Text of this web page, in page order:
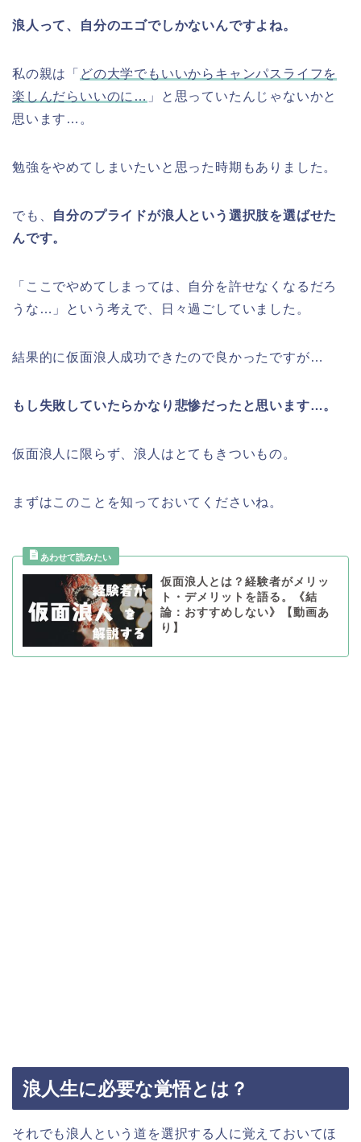
浪人って、自分のエゴでしかないんですよね。
私の親は「 どの大学でもいいからキャンパスライフを
楽しんだらいいのに… 」と思っていたんじゃないかと
思います…。
勉強をやめてしまいたいと思った時期もありました。
でも、 自分のプライドが浪人という選択肢を選ばせた
んです。
「ここでやめてしまっては、自分を許せなくなるだろ
うな…」という考えで、日々過ごしていました。
結果的に仮面浪人成功できたので良かったですが…
もし失敗していたらかなり悲惨だったと思います…。
仮面浪人に限らず、浪人はとてもきついもの。
まずはこのことを知っておいてくださいね。
仮面浪人とは？経験者がメリッ
ト・デメリットを語る。《結
論：おすすめしない》【動画あ
り】
浪人生に必要な覚悟とは？
それでも浪人という道を選択する人に覚えておいてほ